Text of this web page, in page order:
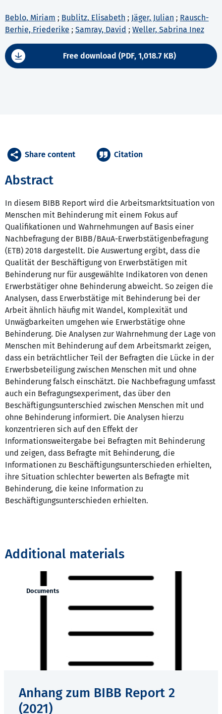
Beblo, Miriam ; Bublitz, Elisabeth ; Jäger, Julian ; Rausch-
Berhie, Friederike ; Samray, David ; Weller, Sabrina Inez
Free download (PDF, 1,018.7 KB)
Abstract
In diesem BIBB Report wird die Arbeitsmarktsituation von
Menschen mit Behinderung mit einem Fokus auf
Qualifikationen und Wahrnehmungen auf Basis einer
Nachbefragung der BIBB/BAuA-Erwerbstätigenbefragung
(ETB) 2018 dargestellt. Die Auswertung ergibt, dass die
Qualität der Beschäftigung von Erwerbstätigen mit
Behinderung nur für ausgewählte Indikatoren von denen
Erwerbstätiger ohne Behinderung abweicht. So zeigen die
Analysen, dass Erwerbstätige mit Behinderung bei der
Arbeit ähnlich häufig mit Wandel, Komplexität und
Unwägbarkeiten umgehen wie Erwerbstätige ohne
Behinderung. Die Analysen zur Wahrnehmung der Lage von
Menschen mit Behinderung auf dem Arbeitsmarkt zeigen,
dass ein beträchtlicher Teil der Befragten die Lücke in der
Erwerbsbeteiligung zwischen Menschen mit und ohne
Behinderung falsch einschätzt. Die Nachbefragung umfasst
auch ein Befragungsexperiment, das über den
Beschäftigungsunterschied zwischen Menschen mit und
ohne Behinderung informiert. Die Analysen hierzu
konzentrieren sich auf den Effekt der
Informationsweitergabe bei Befragten mit Behinderung
und zeigen, dass Befragte mit Behinderung, die
Informationen zu Beschäftigungsunterschieden erhielten,
ihre Situation schlechter bewerten als Befragte mit
Behinderung, die keine Information zu
Beschäftigungsunterschieden erhielten.
Share content Citation
Additional materials
Documents
Anhang zum BIBB Report 2
(2021)